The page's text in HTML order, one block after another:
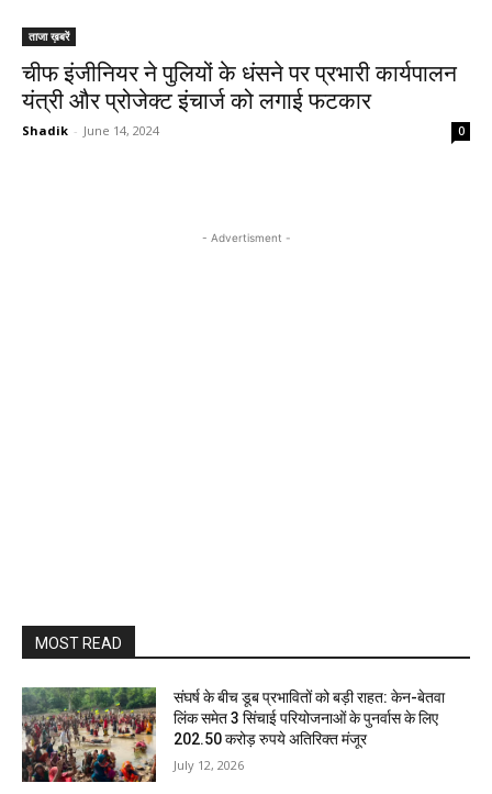
ताजा ख़बरें
चीफ इंजीनियर ने पुलियों के धंसने पर प्रभारी कार्यपालन
यंत्री और प्रोजेक्ट इंचार्ज को लगाई फटकार
Shadik - June 14, 2024 0
- Advertisment -
MOST READ
संघर्ष के बीच डूब प्रभावितों को बड़ी राहत: केन-बेतवा
लिंक समेत 3 सिंचाई परियोजनाओं के पुनर्वास के लिए
202.50 करोड़ रुपये अतिरिक्त मंजूर
July 12, 2026